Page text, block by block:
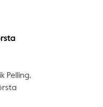
Pelling,